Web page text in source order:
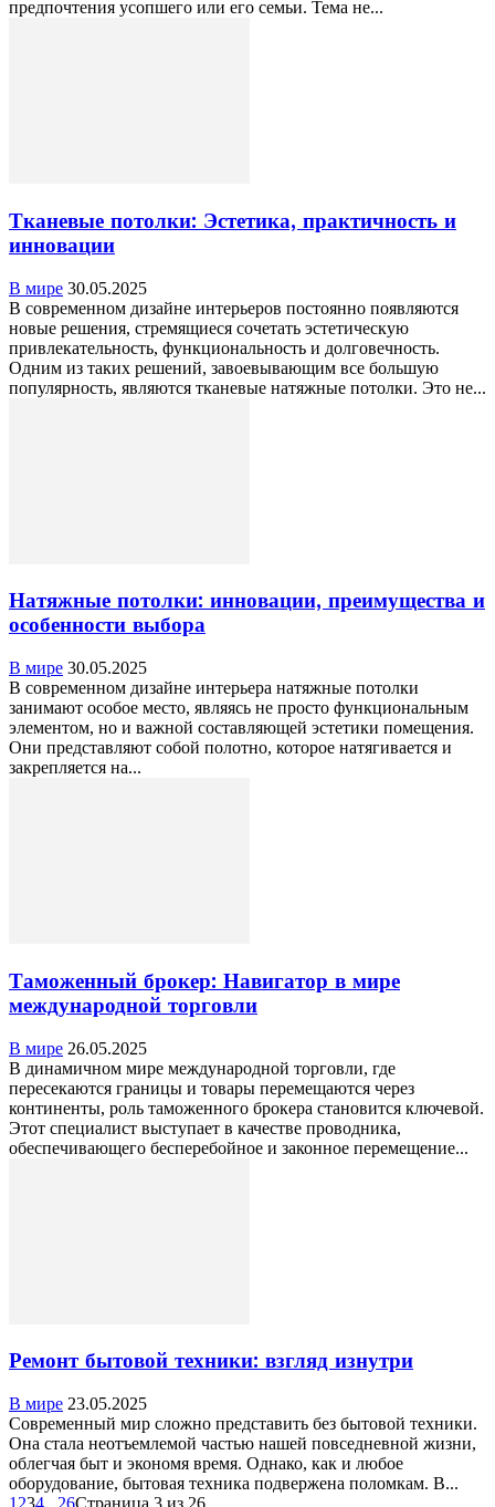
предпочтения усопшего или его семьи. Тема не...
Тканевые потолки: Эстетика, практичность и
инновации
В мире 30.05.2025
В современном дизайне интерьеров постоянно появляются
новые решения, стремящиеся сочетать эстетическую
привлекательность, функциональность и долговечность.
Одним из таких решений, завоевывающим все большую
популярность, являются тканевые натяжные потолки. Это не...
Натяжные потолки: инновации, преимущества и
особенности выбора
В мире 30.05.2025
В современном дизайне интерьера натяжные потолки
занимают особое место, являясь не просто функциональным
элементом, но и важной составляющей эстетики помещения.
Они представляют собой полотно, которое натягивается и
закрепляется на...
Таможенный брокер: Навигатор в мире
международной торговли
В мире 26.05.2025
В динамичном мире международной торговли, где
пересекаются границы и товары перемещаются через
континенты, роль таможенного брокера становится ключевой.
Этот специалист выступает в качестве проводника,
обеспечивающего бесперебойное и законное перемещение...
Ремонт бытовой техники: взгляд изнутри
В мире 23.05.2025
Современный мир сложно представить без бытовой техники.
Она стала неотъемлемой частью нашей повседневной жизни,
облегчая быт и экономя время. Однако, как и любое
оборудование, бытовая техника подвержена поломкам. В...
1 234 26Страница 3 из 26